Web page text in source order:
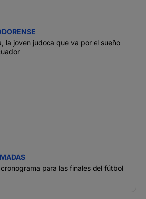
la joven judoca que va por el sueño
para las finales del fútbol